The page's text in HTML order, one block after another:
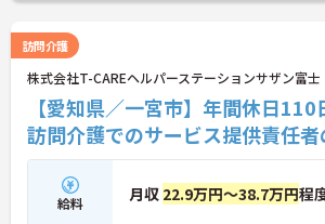
訪問介護
株式会社T-CAREヘルパーステーションサザン富士
【愛知県／一宮市】年間休日
訪問介護でのサービス提供責任者
給料 月収 22.9万円～38.7万円程